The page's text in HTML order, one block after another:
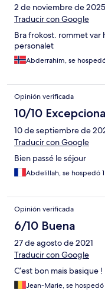
2 de noviembre de 2025
Traducir con Google
Bra frokost. rommet var
personalet
Abderrahim, se
Opinión verificada
10/10
10 de septiembre de
Traducir con Google
Bien passé le séjour
Abdelillah, se hospedó
Opinión verificada
6/10 Buena
27 de agosto de 2021
Traducir con Google
C’est bon mais basique !
Jean-Marie, se hospedó